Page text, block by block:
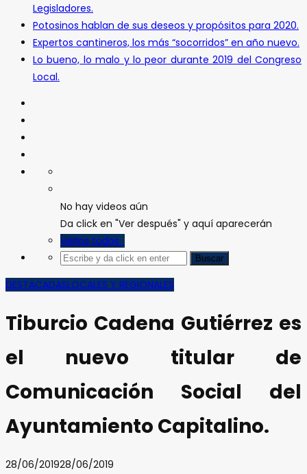
Legisladores.
Potosinos hablan de sus deseos y propósitos para 2020.
Expertos cantineros, los más “socorridos” en año nuevo.
Lo bueno, lo malo y lo peor durante 2019 del Congreso
Local.
No hay videos aún
Da click en "Ver después" y aquí aparecerán
Verlos todos
DESTACADASLOCALES Y REGIONALES
Tiburcio Cadena Gutiérrez es
el nuevo titular de
Comunicación Social del
Ayuntamiento Capitalino.
28/06/201928/06/2019